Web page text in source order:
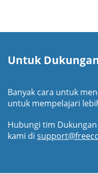
Untuk
Banyak cara untuk
untuk mempelajari
Hubungi tim
kami di